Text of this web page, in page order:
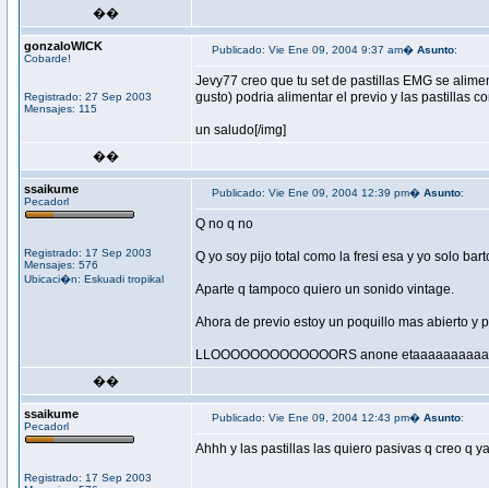
��
gonzaloWICK
Cobarde!
Registrado: 27 Sep 2003
Mensajes: 115
Publicado: Vie Ene 09, 2004 9:37 am� Asunto:
Jevy77 creo que tu set de pastillas EMG se
gusto) podria alimentar el previo y las pastillas
un saludo[/img]
��
ssaikume
Pecadorl
Registrado: 17 Sep 2003
Mensajes: 576
Ubicaci�n: Eskuadi tropikal
Publicado: Vie Ene 09, 2004 12:39 pm� Asunto:
Q no q no
Q yo soy pijo total como la fresi esa y yo solo
Aparte q tampoco quiero un sonido vintage.
Ahora de previo estoy un poquillo mas abierto y
LLOOOOOOOOOOOOORS anone
��
ssaikume
Pecadorl
Registrado: 17 Sep 2003
Publicado: Vie Ene 09, 2004 12:43 pm� Asunto:
Ahhh y las pastillas las quiero pasivas q creo q